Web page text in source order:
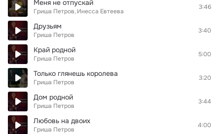
Меня не отпускай
Гриша Петров Инесса Евтеева
3:46
Друзьям
Гриша Петров
3:40
Край родной
Гриша Петров
5:00
Только глянешь королева
Гриша Петров
3:20
Дом родной
Гриша Петров
3:44
Любовь на двоих
Гриша Петров
4:00